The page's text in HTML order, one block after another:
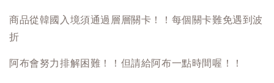
商品從韓國入境須通過層層關卡！！每個關卡難免遇到波
折
阿布會努力排解困難！！但請給阿布一點時間喔！！